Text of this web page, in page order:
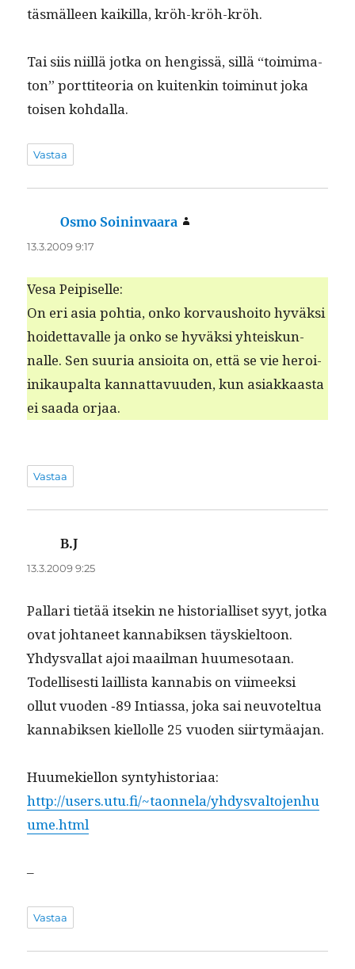
täs­mälleen kaikil­la, kröh-kröh-kröh.
Tai siis niil­lä jot­ka on hengis­sä, sil­lä “toim­i­ma­
ton” port­ti­teo­ria on kuitenkin toimin­ut joka
toisen kohdalla.
Vastaa
Osmo Soininvaara
13.3.2009 9:17
Vesa Peipiselle:
On eri asia pohtia, onko kor­vaushoito hyväk­si
hoidet­tavalle ja onko se hyväk­si yhteiskun­
nalle. Sen suuria ansioi­ta on, että se vie hero­i­
inikau­pal­ta kan­nat­tavu­u­den, kun asi­akkaas­ta
ei saa­da orjaa.
Vastaa
B.J
13.3.2009 9:25
Pal­lari tietää itsekin ne his­to­ri­al­liset syyt, jot­ka
ovat johta­neet kannabik­sen täyskiel­toon.
Yhdys­val­lat ajoi maail­man huume­so­taan.
Todel­lis­es­ti lail­lista kannabis on viimeek­si
ollut vuo­den ‑89 Inti­as­sa, joka sai neu­votel­tua
kannabik­sen kiel­lolle 25 vuo­den siirtymäajan.
Huumekiel­lon syntyhistoriaa:
http://users.utu.fi/~taonnela/yhdysvaltojenhu
ume.html
–
Vastaa